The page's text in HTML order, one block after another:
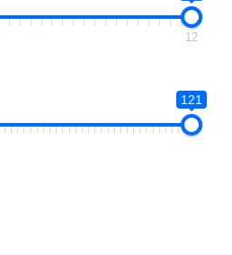
12
121